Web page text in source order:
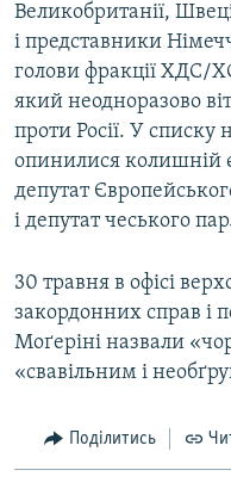
Великобританії,
і представники
голови фракції ХДС/
який неодноразово
проти Росії. У списку
опинилися колишній
депутат
і депутат чеського
30 травня в офісі
закордонних справ і
Моґеріні назвали
«свавільним і
Поділитись